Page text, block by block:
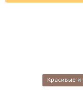
Красивые и